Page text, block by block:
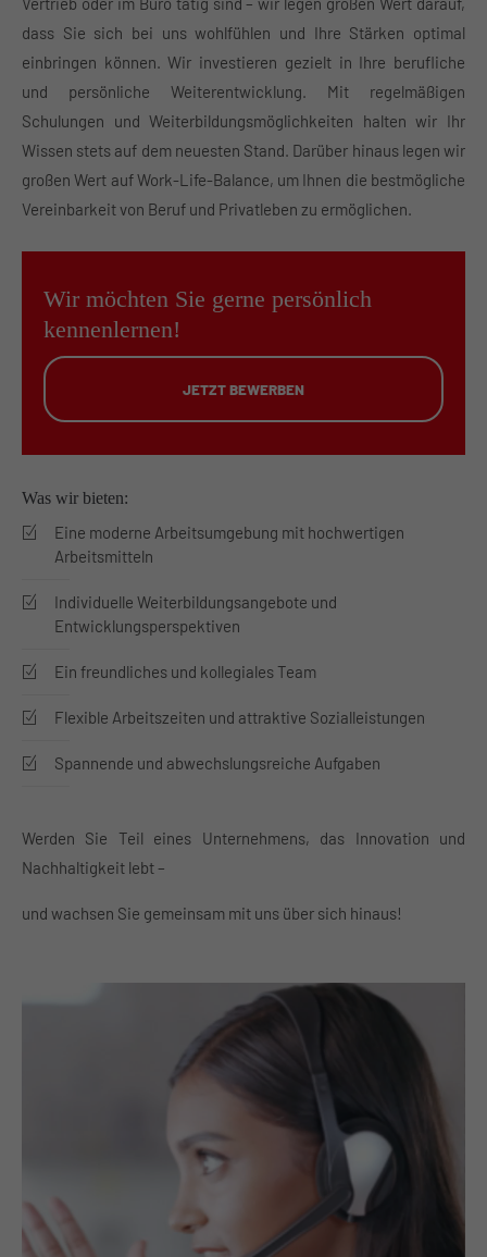
dass Sie sich bei uns wohlfühlen und Ihre Stärken optimal
einbringen können. Wir investieren gezielt in Ihre berufliche
und persönliche Weiterentwicklung. Mit regelmäßigen
Schulungen und Weiterbildungsmöglichkeiten halten wir Ihr
Wissen stets auf dem neuesten Stand. Darüber hinaus legen wir
großen Wert auf Work-Life-Balance, um Ihnen die bestmögliche
Vereinbarkeit von Beruf und Privatleben zu ermöglichen.
Wir möchten Sie gerne persönlich
kennenlernen!
JETZT BEWERBEN
Was wir bieten:
Eine moderne Arbeitsumgebung mit hochwertigen
Arbeitsmitteln
Individuelle Weiterbildungsangebote und
Entwicklungsperspektiven
Ein freundliches und kollegiales Team
Flexible Arbeitszeiten und attraktive Sozialleistungen
Spannende und abwechslungsreiche Aufgaben
Werden Sie Teil eines Unternehmens, das Innovation und
Nachhaltigkeit lebt –
und wachsen Sie gemeinsam mit uns über sich hinaus!